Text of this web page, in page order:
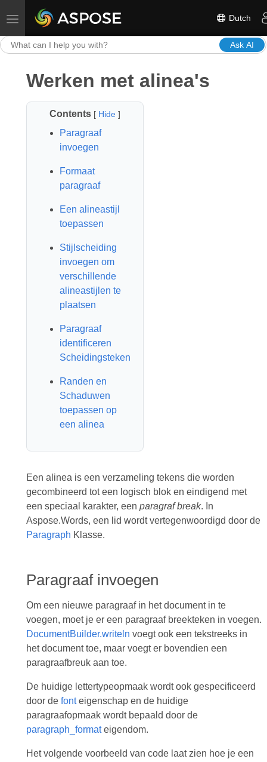
Toggle navigation Dutch
Ask AI
Werken met alinea's
Contents [ Hide]
Paragraaf
invoegen
Formaat
paragraaf
Een alineastijl
toepassen
Stijlscheiding
invoegen om
verschillende
alineastijlen te
plaatsen
Paragraaf
identificeren
Scheidingsteken
Randen en
Schaduwen
toepassen op
een alinea
Een alinea is een verzameling tekens die worden
gecombineerd tot een logisch blok en eindigend met
een speciaal karakter, een paragraf break. In
Aspose.Words, een lid wordt vertegenwoordigd door de
Paragraph Klasse.
Paragraaf invoegen
Om een nieuwe paragraaf in het document in te
voegen, moet je er een paragraaf breekteken in voegen.
DocumentBuilder.writeln voegt ook een tekstreeks in
het document toe, maar voegt er bovendien een
paragraafbreuk aan toe.
De huidige lettertypeopmaak wordt ook gespecificeerd
door de fonteigenschap en de huidige
paragraafopmaak wordt bepaald door de
paragraph_formateigendom.
Het volgende voorbeeld van code laat zien hoe je een